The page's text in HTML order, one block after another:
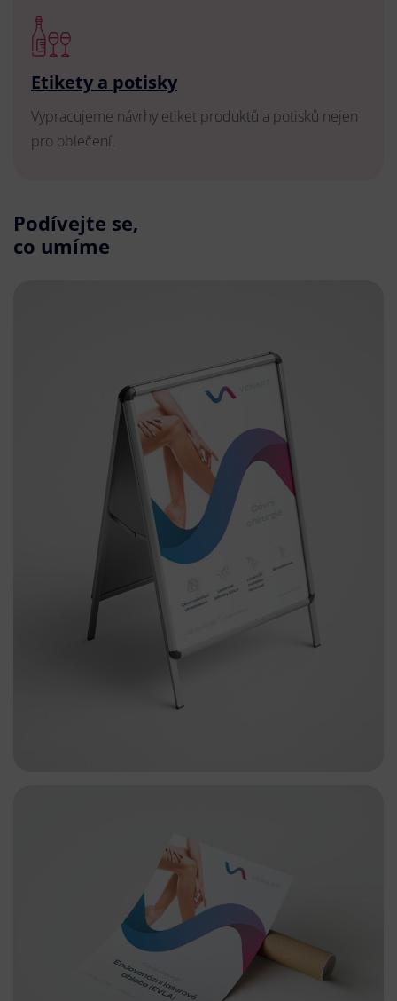
Etikety a potisky
Vypracujeme návrhy etiket produktů a potisků nejen
pro oblečení.
Podívejte se,
co umíme